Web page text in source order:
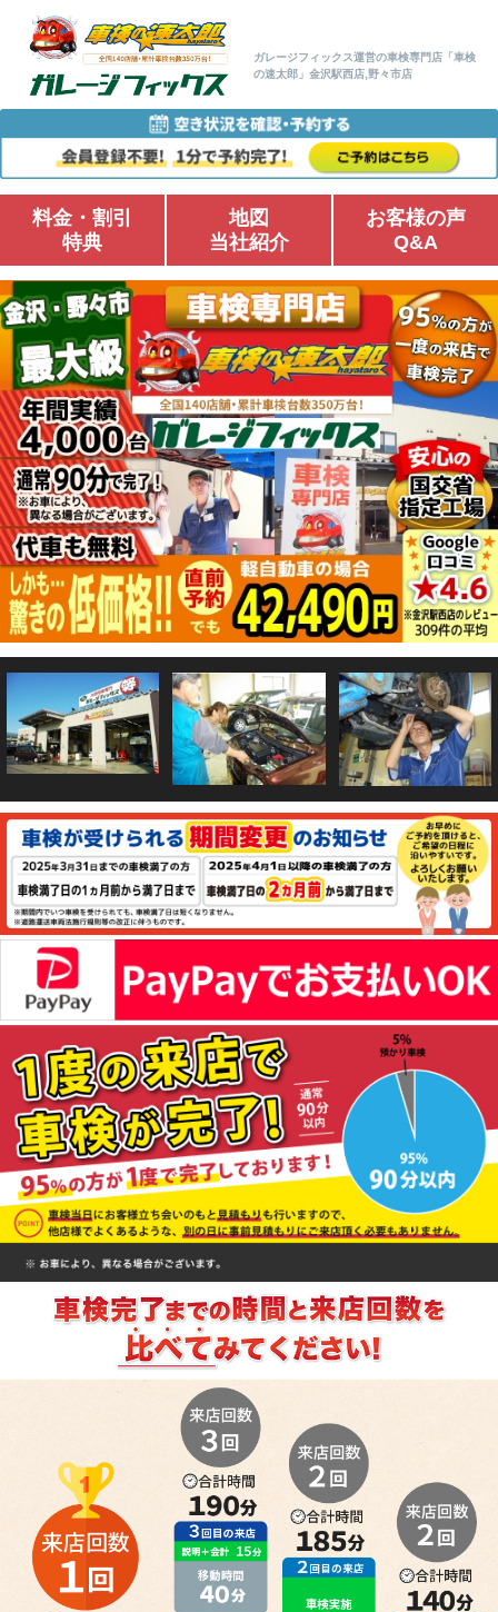
ガレージフィックス運営の車検専門店「車検
の速太郎」金沢駅西店,野々市店
料金・割引
特典
地図
当社紹介
お客様の声
Q&A